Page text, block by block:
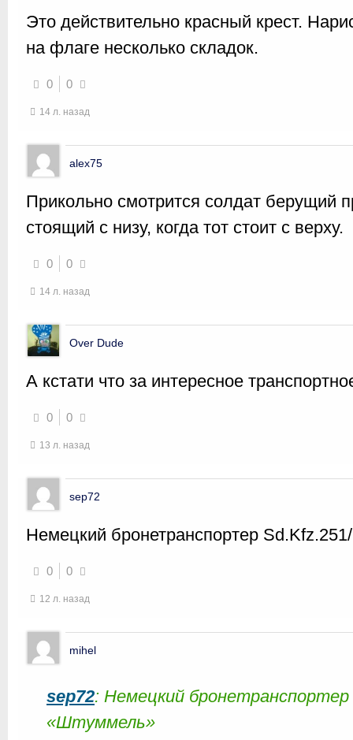
Это действительно красный крест.
на флаге несколько складок.
0 0
14 л. назад
alex75
Прикольно смотрится солдат берущий
стоящий с низу, когда тот стоит с верху.
0 0
14 л. назад
Over Dude
А кстати что за интересное
0 0
13 л. назад
sep72
Немецкий бронетранспортер
0 0
12 л. назад
mihel
sep72: Немецкий бронетранспортер
«Штуммель»